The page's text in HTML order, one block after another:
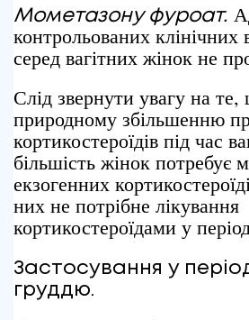
Мометазону фуроат.
контрольованих клінічних
серед вагітних жінок не
Слід звернути увагу на
природному збільшенню
кортикостероїдів під час
більшість жінок потребує
екзогенних
них не потрібне лікування
кортикостероїдами у
Застосування у
груддю.